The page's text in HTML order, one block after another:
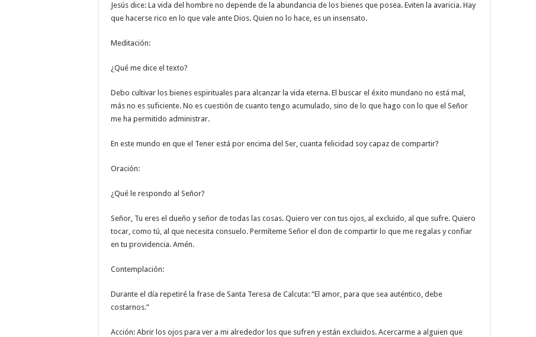
Jesús dice: La vida del hombre no depende de la abundancia de los bienes que posea. Eviten la avaricia. Hay
que hacerse rico en lo que vale ante Dios. Quien no lo hace, es un insensato.
Meditación:
¿Qué me dice el texto?
Debo cultivar los bienes espirituales para alcanzar la vida eterna. El buscar el éxito mundano no está mal,
más no es suficiente. No es cuestión de cuanto tengo acumulado, sino de lo que hago con lo que el Señor
me ha permitido administrar.
En este mundo en que el Tener está por encima del Ser, cuanta felicidad soy capaz de compartir?
Oración:
¿Qué le respondo al Señor?
Señor, Tu eres el dueño y señor de todas las cosas. Quiero ver con tus ojos, al excluido, al que sufre. Quiero
tocar, como tú, al que necesita consuelo. Permíteme Señor el don de compartir lo que me regalas y confiar
en tu providencia. Amén.
Contemplación:
Durante el día repetiré la frase de Santa Teresa de Calcuta: “El amor, para que sea auténtico, debe
costarnos.”
Acción: Abrir los ojos para ver a mi alrededor los que sufren y están excluidos. Acercarme a alguien que